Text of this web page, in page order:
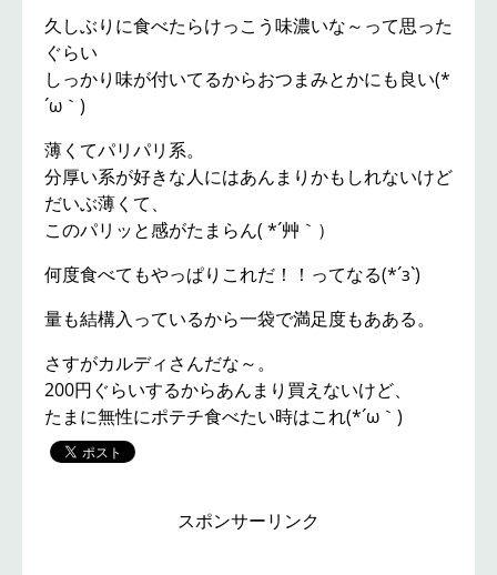
久しぶりに食べたらけっこう味濃いな～って思った
ぐらい
しっかり味が付いてるからおつまみとかにも良い(*
´ω｀)
薄くてパリパリ系。
分厚い系が好きな人にはあんまりかもしれないけど
だいぶ薄くて、
このパリッと感がたまらん( *´艸｀）
何度食べてもやっぱりこれだ！！ってなる(*´з`)
量も結構入っているから一袋で満足度もあある。
さすがカルディさんだな～。
200円ぐらいするからあんまり買えないけど、
たまに無性にポテチ食べたい時はこれ(*´ω｀)
スポンサーリンク